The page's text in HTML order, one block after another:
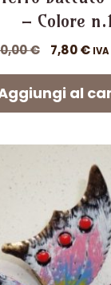
– Colore
€
Il
originale
era:
7,80€Il
al